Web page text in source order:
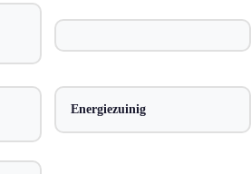
Energiezuinig